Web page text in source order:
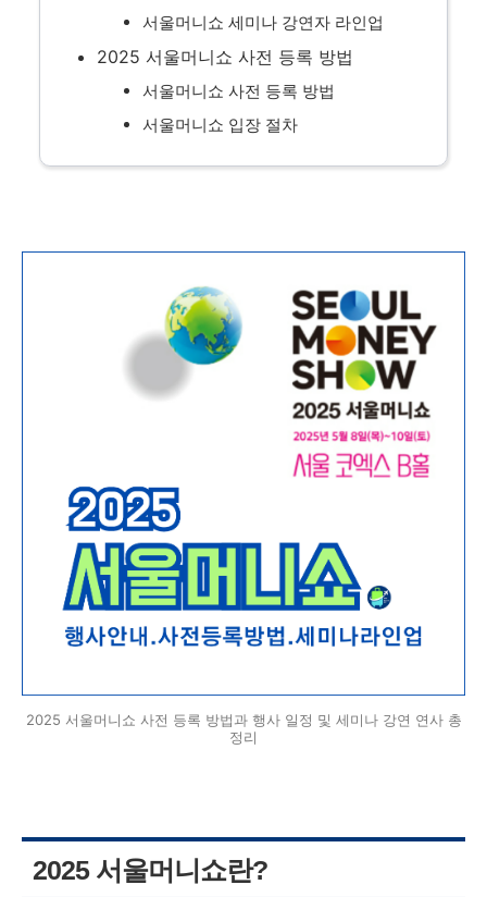
서울머니쇼 세미나 강연자 라인업
2025 서울머니쇼 사전 등록 방법
서울머니쇼 사전 등록 방법
서울머니쇼 입장 절차
2025 서울머니쇼 사전 등록 방법과 행사 일정 및 세미나 강연 연사 총
정리
2025 서울머니쇼란?